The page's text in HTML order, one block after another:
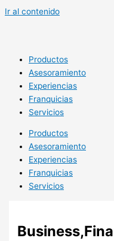
Ir al contenido
Productos
Asesoramiento
Experiencias
Franquicias
Servicios
Productos
Asesoramiento
Experiencias
Franquicias
Servicios